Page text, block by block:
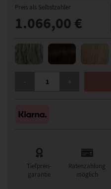
Preis als Selbstzahler
1.066,00 €
Tiefpreis-
garantie
Ratenzahlung
möglich